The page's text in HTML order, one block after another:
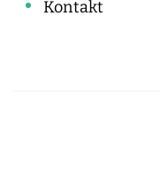
Kontakt